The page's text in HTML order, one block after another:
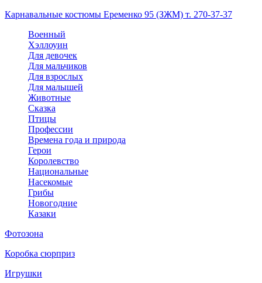
Карнавальные костюмы Еременко 95 (ЗЖМ) т. 270-37-37
Военный
Хэллоуин
Для девочек
Для мальчиков
Для взрослых
Для малышей
Животные
Сказка
Птицы
Профессии
Времена года и природа
Герои
Королевство
Национальные
Насекомые
Грибы
Новогодние
Казаки
Фотозона
Коробка сюрприз
Игрушки